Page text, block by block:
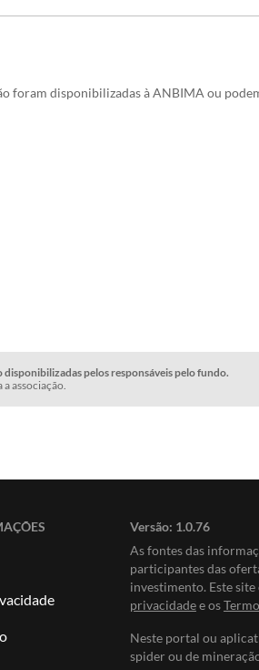
foram disponibilizadas à ANBIMA ou
pelos responsáveis pelo fundo.
associação.
Versão: 1.0.76
As fontes das
participantes das
investimento. Este
privacidadee os
Neste portal ou
spider ou de